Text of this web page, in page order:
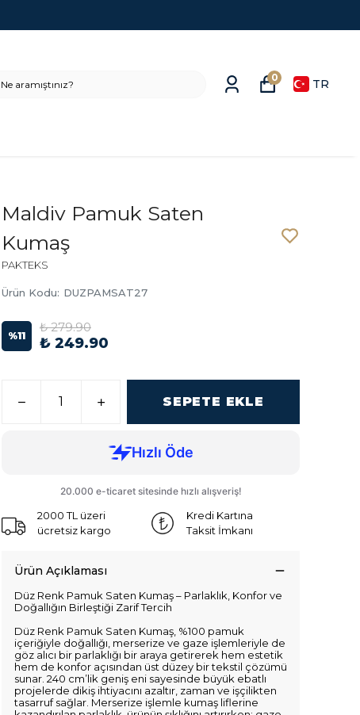
0 TR
Maldiv Pamuk Saten
Kumaş
PAKTEKS
Ürün Kodu: DUZPAMSAT27
%11
₺ 279.90
₺ 249.90
SEPETE EKLE
2000 TL üzeri
ücretsiz kargo
Kredi Kartına
Taksit İmkanı
Ürün Açıklaması
Düz Renk Pamuk Saten Kumaş – Parlaklık, Konfor ve
Doğallığın Birleştiği Zarif Tercih
Düz Renk Pamuk Saten Kumaş, %100 pamuk
içeriğiyle doğallığı, merserize ve gaze işlemleriyle de
göz alıcı bir parlaklığı bir araya getirerek hem estetik
hem de konfor açısından üst düzey bir tekstil çözümü
sunar. 240 cm’lik geniş eni sayesinde büyük ebatlı
projelerde dikiş ihtiyacını azaltır, zaman ve işçilikten
tasarruf sağlar. Merserize işlemle kumaş liflerine